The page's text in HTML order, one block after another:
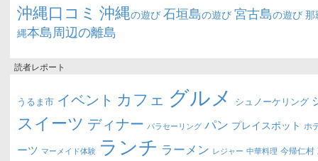
沖縄口コミ 沖縄の遊び 石垣島の遊び 宮古島の遊び 那
縄本島周辺の離島
読者レポート
うるま市 イベント カフェ グルメ シュノーケリング
スイーツ ディナー パラセーリング パン プレイスポット ホ
ーツ マーメイド体験 ランチ ラーメン レジャー 中華料理 今帰仁村